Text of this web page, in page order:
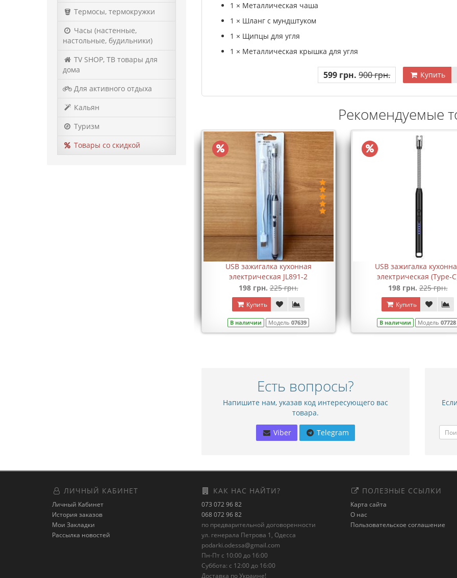
Термосы, термокружки
Часы (настенные,
настольные, будильники)
TV SHOP, ТВ товары для
дома
Для активного отдыха
Кальян
Туризм
Товары со скидкой
1 × Металлическая чаша
1 × Шланг с мундштуком
1 × Щипцы для угля
1 × Металлическая крышка для угля
599 грн. 900 грн. Купить
Рекомендуемые
USB зажигалка кухонная
электрическая JL891-2
198 грн. 225 грн.
Купить
В наличии Модель 07639
USB зажигалка
электрическая (Type-
198 грн. 225 грн.
Купить
В наличии Модель 07728
Есть вопросы?
Напишите нам, указав код интересующего вас
товара.
Viber Telegram
ЛИЧНЫЙ КАБИНЕТ
Личный Кабинет
История заказов
Мои Закладки
Рассылка новостей
КАК НАС НАЙТИ?
073 072 96 82
068 072 96 82
по предварительной договоренности
ул. генерала Петрова 1, Одесса
podarki.odessa@gmail.com
Пн-Пт с 10:00 до 16:00
Суббота: с 12:00 до 16:00
Доставка по Украине!
ПОЛЕЗНЫЕ ССЫЛКИ
Карта сайта
О нас
Пользовательское соглашение